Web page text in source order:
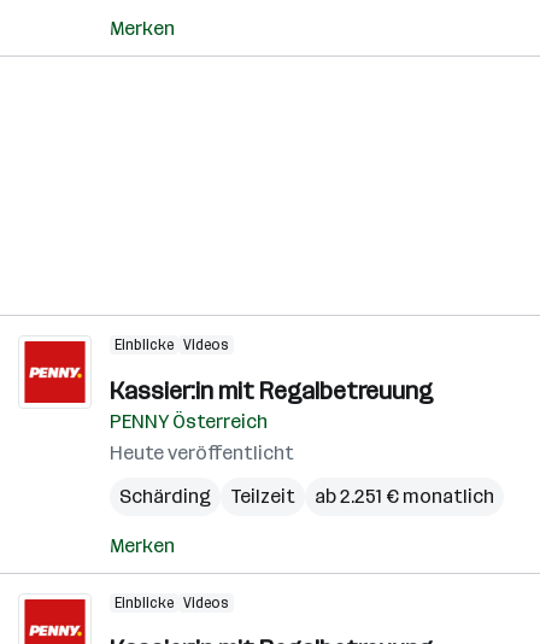
Merken
Einblicke Videos
Kassier:in mit Regalbetreuung
PENNY Österreich
Heute veröffentlicht
Schärding
Teilzeit ab 2.251 € monatlich
Merken
Einblicke Videos